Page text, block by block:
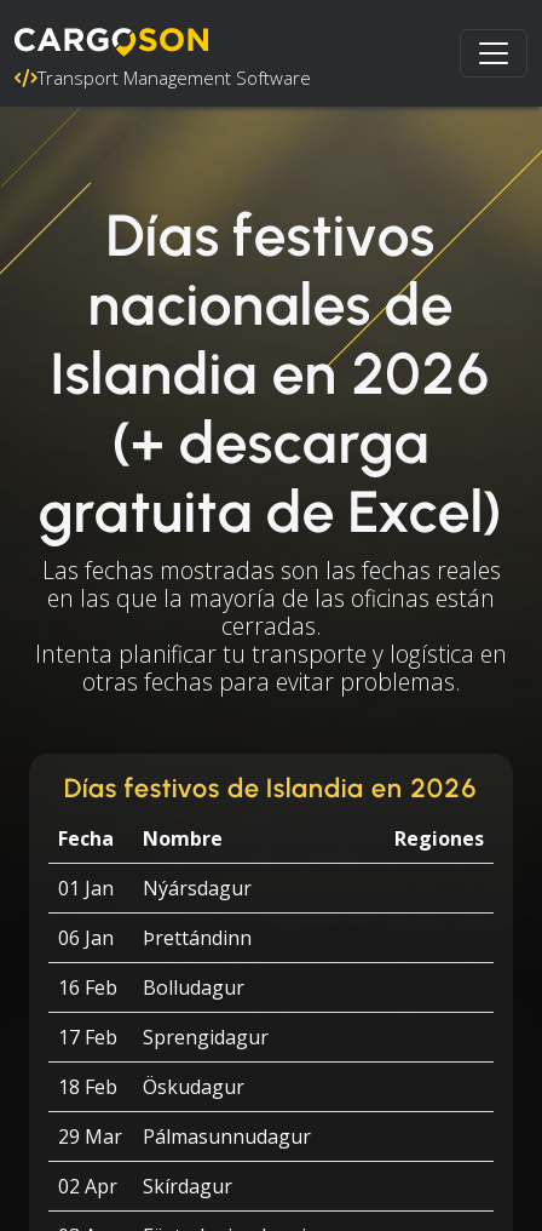
Transport Management Software
Días festivos
nacionales de
Islandia en 2026
(+ descarga
gratuita de Excel)
Las fechas mostradas son las fechas reales
en las que la mayoría de las oficinas están
cerradas.
Intenta planificar tu transporte y logística en
otras fechas para evitar problemas.
Días festivos de Islandia en 2026
Fecha Nombre
Regiones
01 Jan
Nýársdagur
06 Jan
Þrettándinn
16 Feb
Bolludagur
17 Feb
Sprengidagur
18 Feb
Öskudagur
29 Mar
Pálmasunnudagur
02 Apr
Skírdagur